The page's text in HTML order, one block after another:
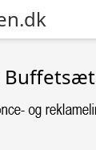
Buffetsæt